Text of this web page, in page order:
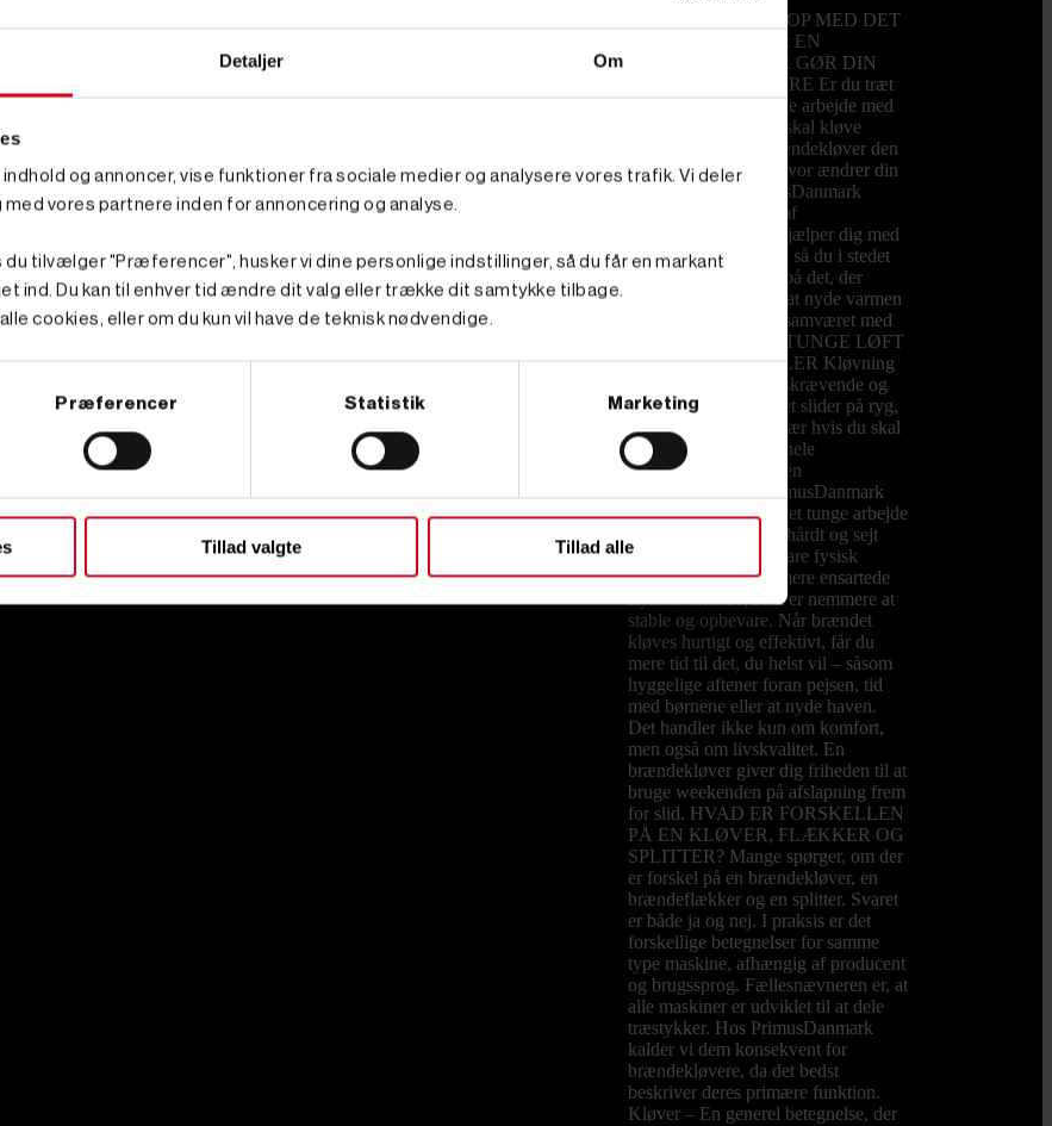
Detaljer Om
og annoncer, vise funktioner fra sociale medier og analysere vores trafik. Vi deler
vores partnere inden for annoncering og analyse.
du tilvælger "Præferencer", husker vi dine personlige indstillinger, så du får en markant
ind. Du kan til enhver tid ændre dit valg eller trække dit samtykke tilbage.
cookies, eller om du kun vil have de teknisk nødvendige.
Præferencer Statistik Marketing
Tillad valgte Tillad alle
GØR OP MED DET
HÅRDE ARBEJDE: EN
BRÆNDEKLØVER GØR DIN
HVERDAG LETTERE Er du træt
af det fysisk krævende arbejde med
øksen, hver gang du skal kløve
brænde? Så er en brændekløver den
investering, der for alvor ændrer din
hverdag. Hos PrimusDanmark
tilbyder vi et udvalg af
brændekløvere, der hjælper dig med
at spare tid og energi, så du i stedet
kan bruge kræfterne på det, der
virkelig tæller – som at nyde varmen
fra brændeovnen og samværet med
familien. SLIP FOR TUNGE LØFT
OG ØMME MUSKLER Kløvning
med økse er både tidskrævende og
hårdt for kroppen. Det slider på ryg,
skuldre og hænder, især hvis du skal
forberede brænde til hele
vintersæsonen. Med en
brændekløver fra PrimusDanmark
overtager maskinen det tunge arbejde
og kløver nemt både hårdt og sejt
træ. Du sparer ikke bare fysisk
kræfter, du får også mere ensartede
stykker brænde, som er nemmere at
stable og opbevare. Når brændet
kløves hurtigt og effektivt, får du
mere tid til det, du helst vil – såsom
hyggelige aftener foran pejsen, tid
med børnene eller at nyde haven.
Det handler ikke kun om komfort,
men også om livskvalitet. En
brændekløver giver dig friheden til at
bruge weekenden på afslapning frem
for slid. HVAD ER FORSKELLEN
PÅ EN KLØVER, FLÆKKER OG
SPLITTER? Mange spørger, om der
er forskel på en brændekløver, en
brændeflækker og en splitter. Svaret
er både ja og nej. I praksis er det
forskellige betegnelser for samme
type maskine, afhængig af producent
og brugssprog. Fællesnævneren er, at
alle maskiner er udviklet til at dele
træstykker. Hos PrimusDanmark
kalder vi dem konsekvent for
brændekløvere, da det bedst
beskriver deres primære funktion.
Kløver – En generel betegnelse, der